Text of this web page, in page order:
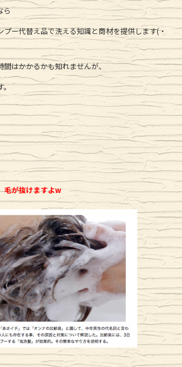
ら
プー代替え品で洗える知識と商材を提供します(・
間はかかるかも知れませんが、
。
毛が抜けますよw